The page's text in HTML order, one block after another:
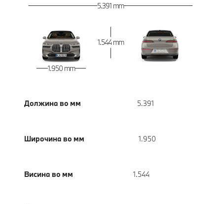
5.391 mm
1.950 mm
1.544 mm
Должина во мм 5.391
Широчина во мм 1.950
Висина во мм 1.544